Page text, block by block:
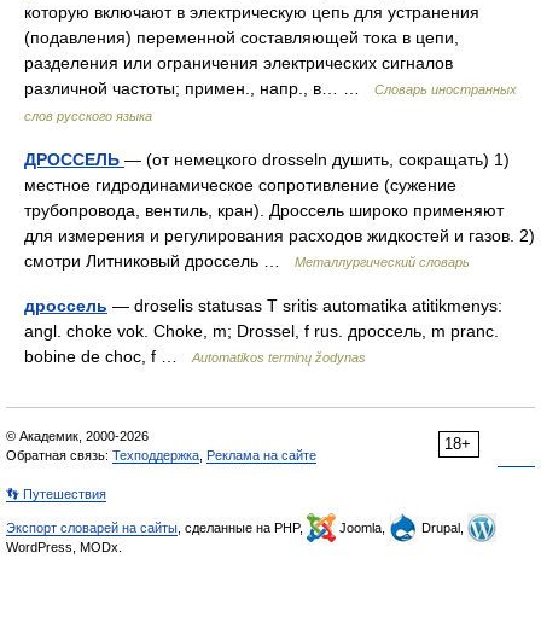
которую включают в электрическую цепь для устранения
(подавления) переменной составляющей тока в цепи,
разделения или ограничения электрических сигналов
различной частоты; примен., напр., в… …
Словарь иностранных
слов русского языка
ДРОССЕЛЬ — (от немецкого drosseln душить, сокращать) 1)
местное гидродинамическое сопротивление (сужение
трубопровода, вентиль, кран). Дроссель широко применяют
для измерения и регулирования расходов жидкостей и газов. 2)
смотри Литниковый дроссель …
Металлургический словарь
дроссель — droselis statusas T sritis automatika atitikmenys:
angl. choke vok. Choke, m; Drossel, f rus. дроссель, m pranc.
bobine de choc, f …
Automatikos terminų žodynas
18+
© Академик, 2000-2026
Обратная связь: Техподдержка Реклама на сайте
👣 Путешествия
Экспорт словарей на сайты , сделанные на PHP, Joomla,
Drupal,
WordPress, MODx.